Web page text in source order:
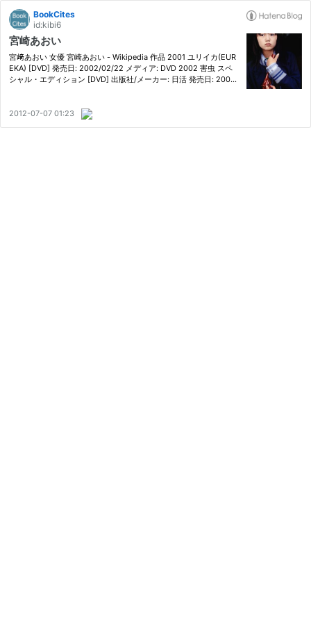
BookCites
id:kibi6
宮崎あおい
宮﨑あおい 女優 宮崎あおい - Wikipedia 作品 2001 ユリイカ(EUR
EKA) [DVD] 発売日: 2002/02/22 メディア: DVD 2002 害虫 スペ
シャル・エディション [DVD] 出版社/メーカー: 日活 発売日: 2006/
2012-07-07 01:23